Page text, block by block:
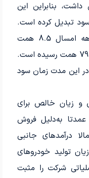
داشت، بنابراین این
تبدیل‌ کرده‌ است.
زیان انباشته این شرکت در 9‌ ماهه امسال 8.5‌ همت
معادل 12‌ درصد بیشتر شده و به 79.3‌ همت رسیده‌ است.
این مدت زمان سود
و زیان خالص برای
به‌دلیل فروش
درآمدهای جانبی
تولید خودروهای
شرکت را مثبت